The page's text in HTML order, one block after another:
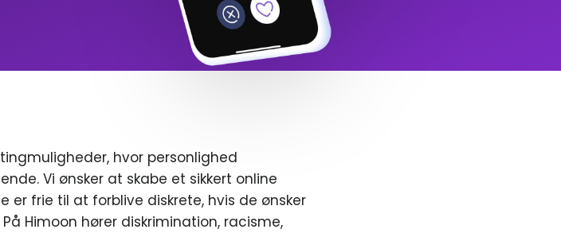
hvor personlighed
Vi ønsker at skabe et sikkert online
er frie til at forblive diskrete, hvis de ønsker
Himoon hører diskrimination, racisme,